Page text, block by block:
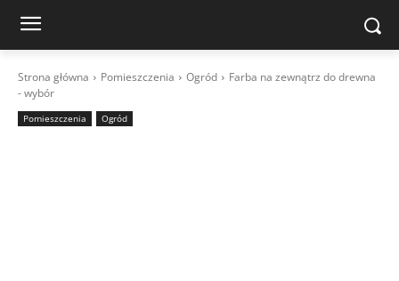
Strona główna Pomieszczenia Ogród
Farba na zewnątrz do drewna
- wybór
Pomieszczenia Ogród